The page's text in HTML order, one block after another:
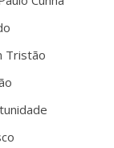
Tristão